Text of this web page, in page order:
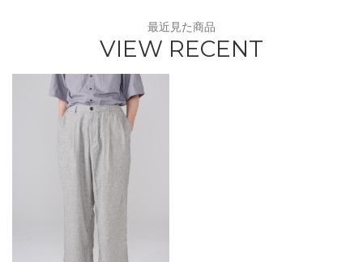
最近見た商品
VIEW RECENT